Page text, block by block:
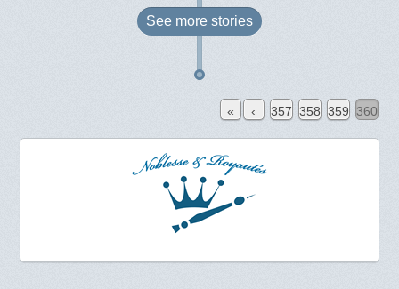
See more stories
« ‹ 357 358 359 360